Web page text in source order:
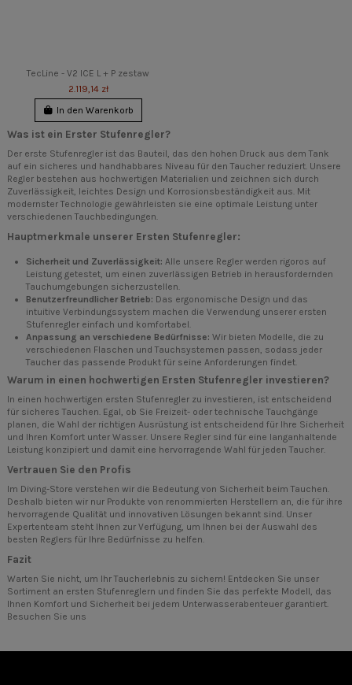
TecLine - V2 ICE L + P zestaw
2.119,14 zł
In den Warenkorb
Was ist ein Erster Stufenregler?
Der erste Stufenregler ist das Bauteil, das den hohen Druck aus dem Tank
auf ein sicheres und handhabbares Niveau für den Taucher reduziert. Unsere
Regler bestehen aus hochwertigen Materialien und zeichnen sich durch
Zuverlässigkeit, leichtes Design und Korrosionsbeständigkeit aus. Mit
modernster Technologie gewährleisten sie eine optimale Leistung unter
verschiedenen Tauchbedingungen.
Hauptmerkmale unserer Ersten Stufenregler:
Sicherheit und Zuverlässigkeit: Alle unsere Regler werden rigoros auf
Leistung getestet, um einen zuverlässigen Betrieb in herausfordernden
Tauchumgebungen sicherzustellen.
Benutzerfreundlicher Betrieb: Das ergonomische Design und das
intuitive Verbindungssystem machen die Verwendung unserer ersten
Stufenregler einfach und komfortabel.
Anpassung an verschiedene Bedürfnisse: Wir bieten Modelle, die zu
verschiedenen Flaschen und Tauchsystemen passen, sodass jeder
Taucher das passende Produkt für seine Anforderungen findet.
Warum in einen hochwertigen Ersten Stufenregler investieren?
In einen hochwertigen ersten Stufenregler zu investieren, ist entscheidend
für sicheres Tauchen. Egal, ob Sie Freizeit- oder technische Tauchgänge
planen, die Wahl der richtigen Ausrüstung ist entscheidend für Ihre Sicherheit
und Ihren Komfort unter Wasser. Unsere Regler sind für eine langanhaltende
Leistung konzipiert und damit eine hervorragende Wahl für jeden Taucher.
Vertrauen Sie den Profis
Im Diving-Store verstehen wir die Bedeutung von Sicherheit beim Tauchen.
Deshalb bieten wir nur Produkte von renommierten Herstellern an, die für ihre
hervorragende Qualität und innovativen Lösungen bekannt sind. Unser
Expertenteam steht Ihnen zur Verfügung, um Ihnen bei der Auswahl des
besten Reglers für Ihre Bedürfnisse zu helfen.
Fazit
Warten Sie nicht, um Ihr Taucherlebnis zu sichern! Entdecken Sie unser
Sortiment an ersten Stufenreglern und finden Sie das perfekte Modell, das
Ihnen Komfort und Sicherheit bei jedem Unterwasserabenteuer garantiert.
Besuchen Sie uns